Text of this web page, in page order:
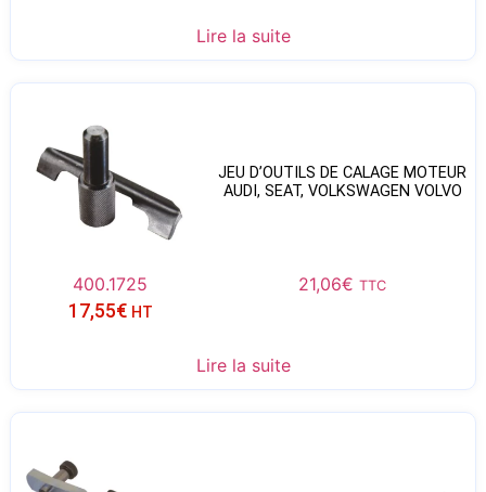
Lire la suite
JEU D’OUTILS DE CALAGE MOTEUR
AUDI, SEAT, VOLKSWAGEN VOLVO
400.1725 21,06€ TTC
17,55€ HT
Lire la suite